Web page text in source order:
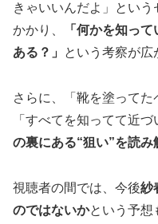
きゃいいんだよ」とい
かかり、
「何かを知っ
ある？」
という考察が広
さらに、「靴を塗ってた
「すべてを知ってて近づ
の裏にある“狙い”を読み
視聴者の間では、今後紗
のではないかという予想